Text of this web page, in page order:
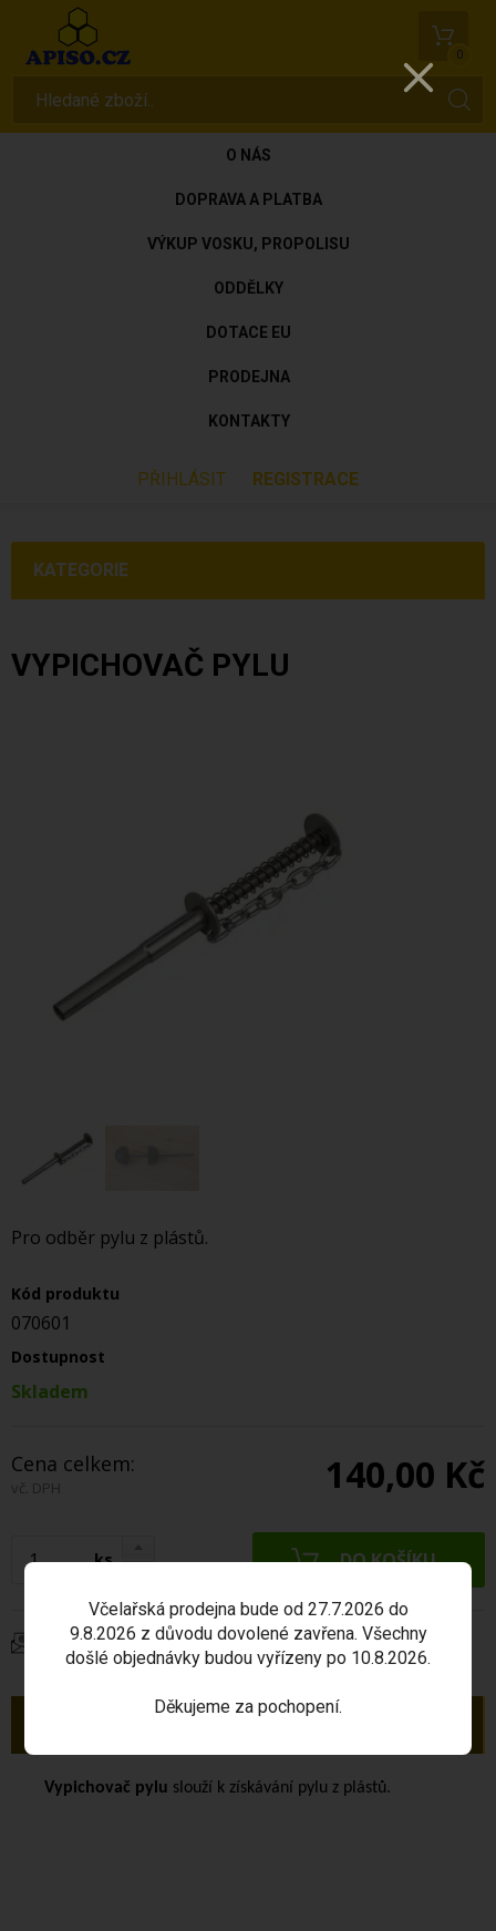
0
O NÁS
DOPRAVA A PLATBA
VÝKUP VOSKU, PROPOLISU
ODDĚLKY
DOTACE EU
PRODEJNA
KONTAKTY
PŘIHLÁSIT REGISTRACE
KATEGORIE
VYPICHOVAČ PYLU
Pro odběr pylu z plástů.
Kód produktu
070601
Dostupnost
Skladem
Cena celkem:
vč. DPH 140,00 Kč
ks
Dotaz na produkt
Vypichovač pylu slouží k získávání pylu z plástů.
Včelařská prodejna bude od 27.7.2026 do
9.8.2026 z důvodu dovolené zavřena. Všechny
došlé objednávky budou vyřízeny po 10.8.2026.
Děkujeme za pochopení.